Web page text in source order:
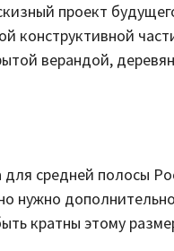
проект
конструктивной
верандой,
средней полосы
нужно
кратны этому